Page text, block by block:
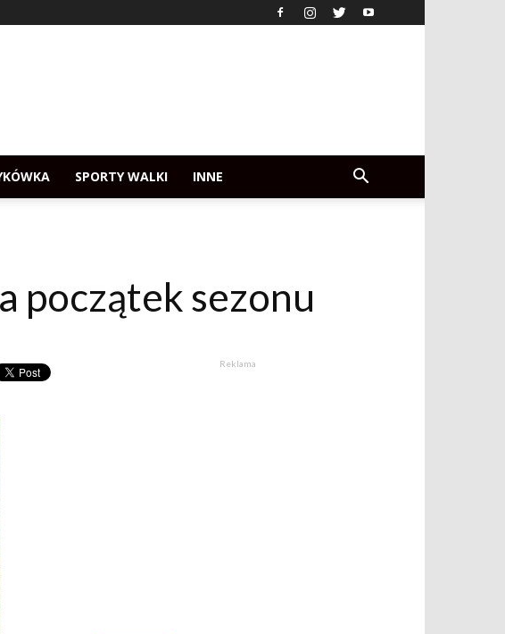
SPORTY WALKI INNE
początek sezonu
Reklama